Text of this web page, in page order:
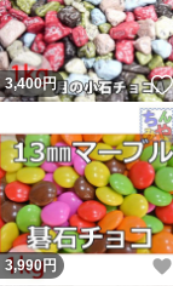
3,400円
3,990円